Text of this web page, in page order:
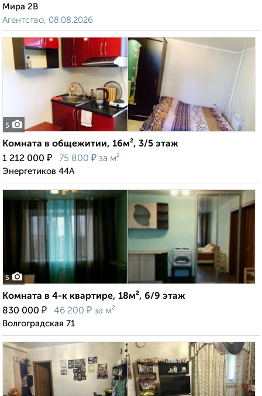
Мира 2В
Агентство, 08.08.2026
5
Комната в общежитии, 16м², 3/5 этаж
1 212 000 ₽ 75 800 ₽ за м²
Энергетиков 44А
5
Комната в 4-к квартире, 18м², 6/9 этаж
830 000 ₽ 46 200 ₽ за м²
Волгоградская 71